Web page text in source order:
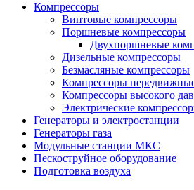
Компрессоры
Винтовые компрессоры
Поршневые компрессоры
Двухпоршневые
Дизельные компрессоры
Безмасляные компрессоры
Компрессоры
Компрессоры высокого
Электрические
Генераторы и электростанции
Генераторы газа
Модульные станции МКС
Пескоструйное оборудование
Подготовка воздуха